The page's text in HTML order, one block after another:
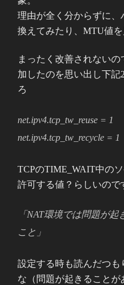
理由が全く分からずに、
換えてみたり、MTU値
まったく改善されないの
加したのを思い出し下記
ろ
net.ipv4.tcp_tw_reuse = 1
net.ipv4.tcp_tw_recycle = 1
TCPのTIME_WAIT中の
許可する値？らしいので
「NAT環境では問題が
こと」
設定する時も読んだつ
な（問題が起きることが